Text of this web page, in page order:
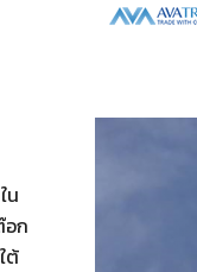
น
อก
ต้